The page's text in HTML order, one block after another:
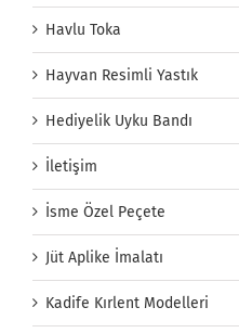
Havlu Toka
Hayvan Resimli Yastık
Hediyelik Uyku Bandı
İletişim
İsme Özel Peçete
Jüt Aplike İmalatı
Kadife Kırlent Modelleri